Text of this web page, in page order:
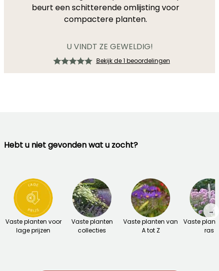
beurt een schitterende omlijsting voor
compactere planten.
U VINDT ZE GEWELDIG!
Bekijk de 1 beoordelingen
Hebt u niet gevonden wat u zocht?
Vaste planten voor
lage prijzen
Vaste planten
collecties
Vaste planten van
A tot Z
Vaste
ras
→